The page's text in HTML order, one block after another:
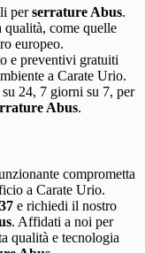
perserrature Abus.
come quelle
europeo.
e preventivi gratuiti
a Carate Urio.
24, 7 giorni su 7, per
Abus.
comprometta
a Carate Urio.
e richiedi il nostro
. Affidati a noi per
qualità e tecnologia